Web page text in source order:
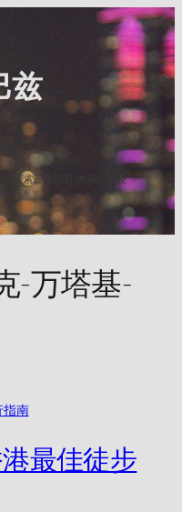
兹
. 探索最佳酒吧,俱乐部,以及
活动.
-万塔基-
最佳徒步